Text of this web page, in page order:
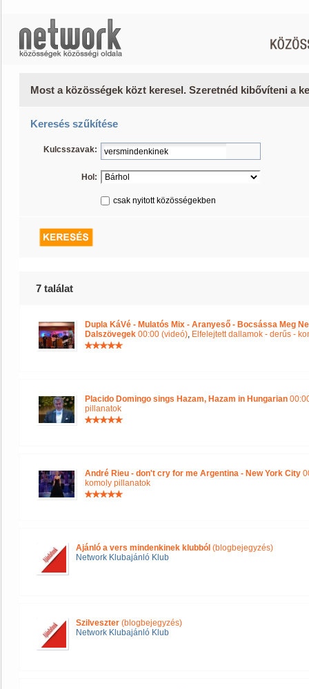
Most a közösségek közt keresel. Szeretnéd kibővíteni a
Keresés szűkítése
Kulcsszavak:
Hol:
csak nyitott közösségekben
7 találat
Dupla KáVé - Mulatós Mix - Aranyeső - Bocsássa Meg
Dalszövegek 00:00 (videó), Elfelejtett dallamok - derűs -
Placido Domingo sings Hazam, Hazam in Hungarian
pillanatok
André Rieu - don't cry for me Argentina - New York City
komoly pillanatok
Ajánló a vers mindenkinek klubból (blogbejegyzés)
Network Klubajánló Klub
Szilveszter (blogbejegyzés)
Network Klubajánló Klub